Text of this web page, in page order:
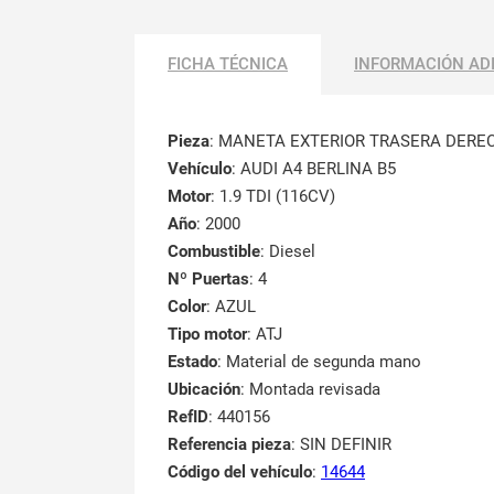
FICHA TÉCNICA INFORMACIÓN
Pieza: MANETA EXTERIOR TRASERA
Vehículo: AUDI A4 BERLINA B5
Motor: 1.9 TDI (116CV)
Año: 2000
Combustible: Diesel
Nº Puertas: 4
Color: AZUL
Tipo motor: ATJ
Estado: Material de segunda mano
Ubicación: Montada revisada
RefID: 440156
Referencia pieza: SIN DEFINIR
Código del vehículo: 14644